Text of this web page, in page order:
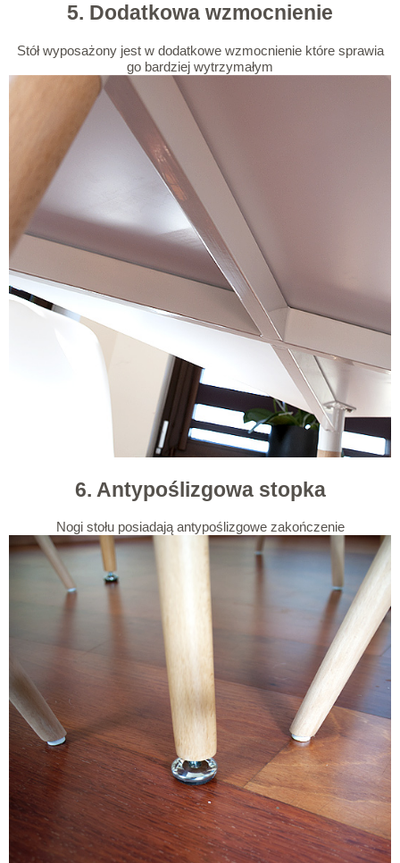
5. Dodatkowa wzmocnienie
Stół wyposażony jest w dodatkowe wzmocnienie które sprawia
go bardziej wytrzymałym
6. Antypoślizgowa stopka
Nogi stołu posiadają antypoślizgowe zakończenie